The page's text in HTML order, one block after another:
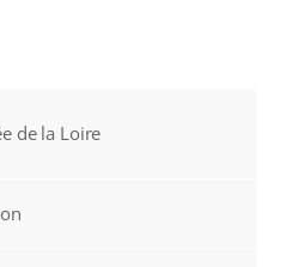
de la Loire